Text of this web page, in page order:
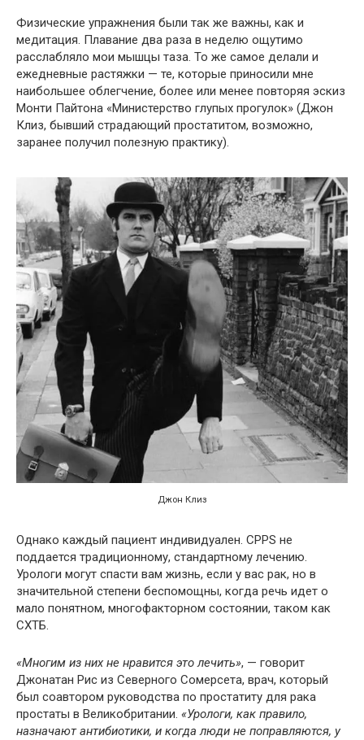
Физические упражнения были так же важны, как и
медитация. Плавание два раза в неделю ощутимо
расслабляло мои мышцы таза. То же самое делали и
ежедневные растяжки — те, которые приносили мне
наибольшее облегчение, более или менее повторяя эскиз
Монти Пайтона «Министерство глупых прогулок» (Джон
Клиз, бывший страдающий простатитом, возможно,
заранее получил полезную практику).
Джон Клиз
Однако каждый пациент индивидуален. CPPS не
поддается традиционному, стандартному лечению.
Урологи могут спасти вам жизнь, если у вас рак, но в
значительной степени беспомощны, когда речь идет о
мало понятном, многофакторном состоянии, таком как
СХТБ.
«Многим из них не нравится это лечить», — говорит
Джонатан Рис из Северного Сомерсета, врач, который
был соавтором руководства по простатиту для рака
простаты в Великобритании. «Урологи, как правило,
назначают антибиотики, и когда люди не поправляются, у